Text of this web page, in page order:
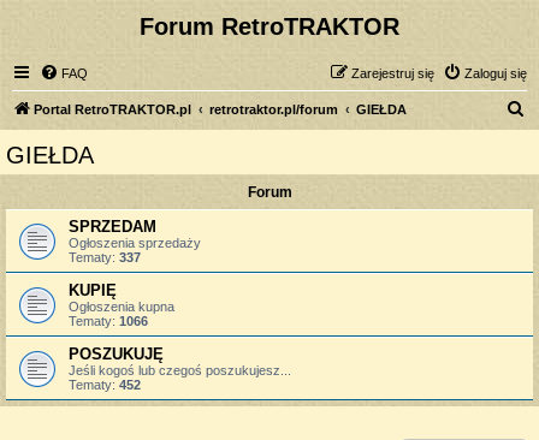
Forum RetroTRAKTOR
FAQ Zaloguj się
Zarejestruj się
Portal RetroTRAKTOR.pl retrotraktor.pl/forum GIEŁDA
GIEŁDA
Forum
SPRZEDAM
Ogłoszenia sprzedaży
Tematy: 337
KUPIĘ
Ogłoszenia kupna
Tematy: 1066
POSZUKUJĘ
Jeśli kogoś lub czegoś poszukujesz...
Tematy: 452